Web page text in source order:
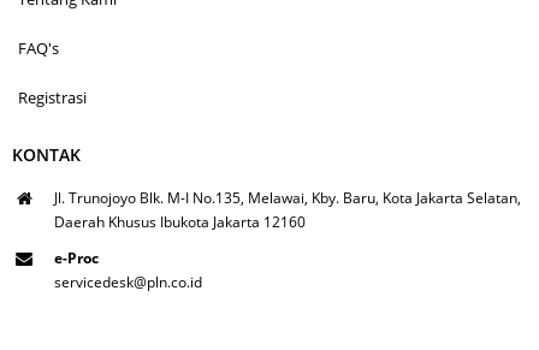
FAQ's
Registrasi
KONTAK
Jl. Trunojoyo Blk. M-I No.135, Melawai, Kby. Baru, Kota Jakarta Selatan,
Daerah Khusus Ibukota Jakarta 12160
e-Proc
servicedesk@pln.co.id